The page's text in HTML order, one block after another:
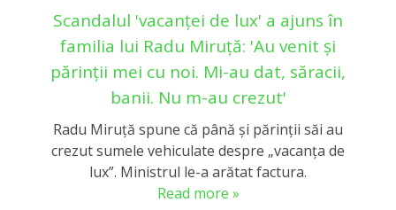
Scandalul 'vacanței de lux' a ajuns în
familia lui Radu Miruță: 'Au venit și
părinții mei cu noi. Mi-au dat, săracii,
banii. Nu m-au crezut'
Radu Miruță spune că până și părinții săi au
crezut sumele vehiculate despre „vacanța de
lux”. Ministrul le-a arătat factura.
Read more »